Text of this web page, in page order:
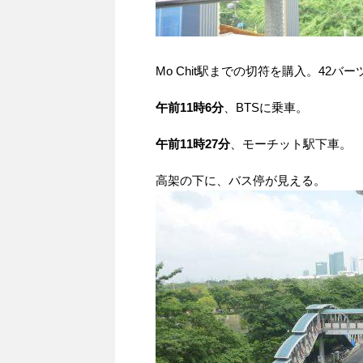
Mo Chit駅までの切符を購入。42バー
午前11時6分、BTSに乗車。
午前11時27分、モーチット駅下車。
高架の下に、バス停が見える。